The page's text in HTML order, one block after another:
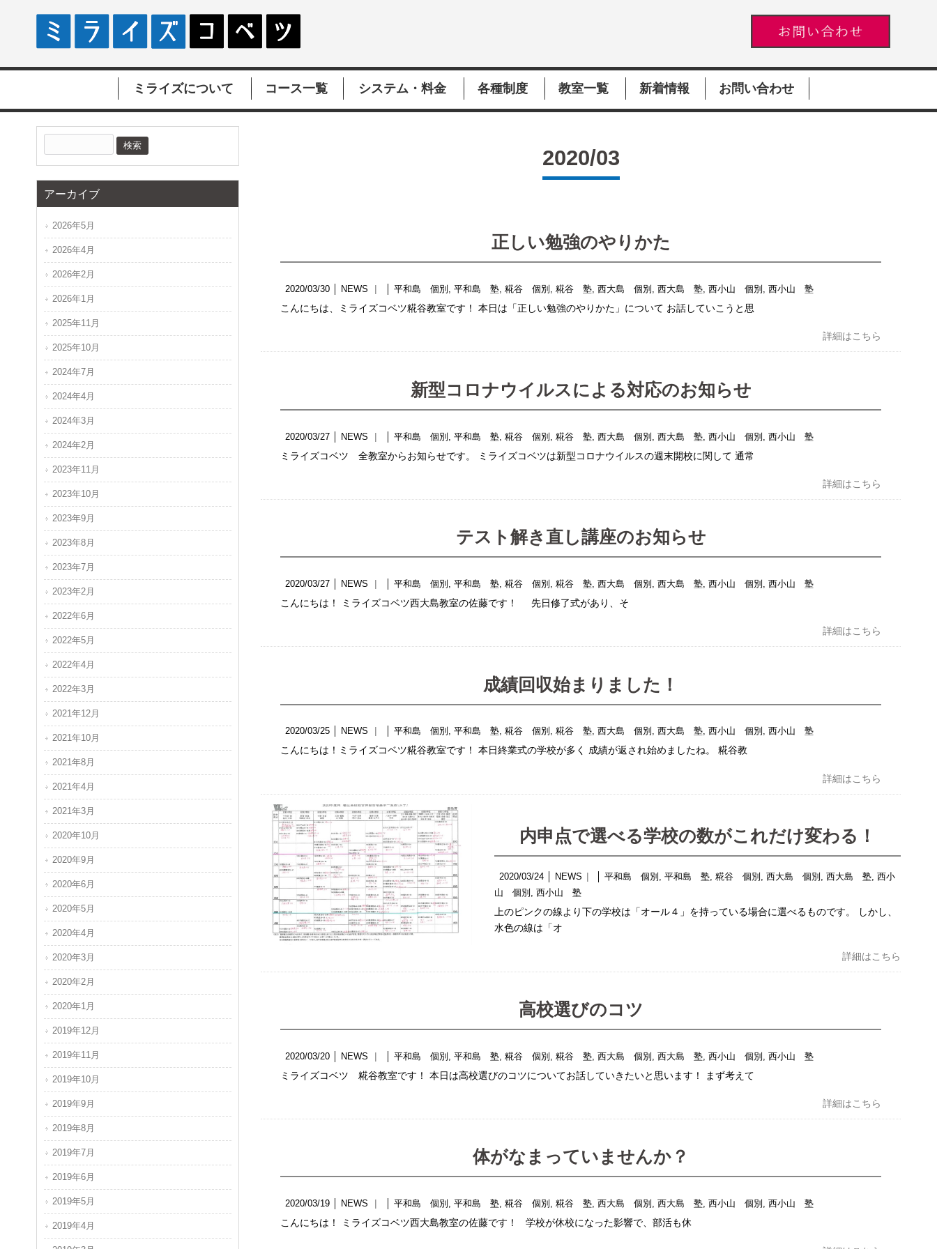
ミライズについて コース一覧 システム・料金 各種制度 教室一覧 新着情報 お問い合わせ
2020/03
正しい勉強のやりかた
2020/03/30│ NEWS │平和島 個別 ,平和島 塾,糀谷 個別 ,糀谷 塾,西大島 個別 ,西大島 塾,西小山 個別 ,西小山 塾
こんにちは、ミライズコベツ糀谷教室です！ 本日は「正しい勉強のやりかた」について お話していこうと思
詳細はこちら
新型コロナウイルスによる対応のお知らせ
2020/03/27│ NEWS │平和島 個別 ,平和島 塾 ,糀谷 個別 ,糀谷 塾 ,西大島 個別 ,西大島 塾 ,西小山 個別 ,西小山 塾
ミライズコベツ 全教室からお知らせです。 ミライズコベツは新型コロナウイルスの週末開校に関して 通常
詳細はこちら
テスト解き直し講座のお知らせ
2020/03/27│ NEWS │平和島 個別 ,平和島 塾,糀谷 個別 ,糀谷 塾,西大島 個別 ,西大島 塾,西小山 個別 ,西小山 塾
こんにちは！ ミライズコベツ西大島教室の佐藤です！ 先日修了式があり、そ
詳細はこちら
成績回収始まりました！
2020/03/25│ NEWS │平和島 個別 ,平和島 塾,糀谷 個別 ,糀谷 塾,西大島 個別 ,西大島 塾,西小山 個別 ,西小山 塾
こんにちは！ミライズコベツ糀谷教室です！ 本日終業式の学校が多く 成績が返され始めましたね。 糀谷教
詳細はこちら
内申点で選べる学校の数がこれだけ変わる！
2020/03/24 NEWS 平和島 個別 , 平和島 塾, 糀谷 個別 , 西大島 個別 , 西大島 塾, 西小
山 個別 ,西小山 塾
上のピンクの線より下の学校は「オール４」を持っている場合に選べるものです。 しかし、
水色の線は「オ
詳細はこちら
高校選びのコツ
2020/03/20│ NEWS │平和島 個別 ,平和島 塾 ,糀谷 個別 ,糀谷 塾 ,西大島 個別 ,西大島 塾 ,西小山 個別 ,西小山 塾
ミライズコベツ 糀谷教室です！ 本日は高校選びのコツについてお話していきたいと思います！ まず考えて
詳細はこちら
体がなまっていませんか？
2020/03/19│ NEWS │平和島 個別 ,平和島 塾,糀谷 個別 ,糀谷 塾,西大島 個別 ,西大島 塾,西小山 個別 ,西小山 塾
こんにちは！ ミライズコベツ西大島教室の佐藤です！ 学校が休校になった影響で、部活も休
アーカイブ
2026年5月
2026年4月
2026年2月
2026年1月
2025年11月
2025年10月
2024年7月
2024年4月
2024年3月
2024年2月
2023年11月
2023年10月
2023年9月
2023年8月
2023年7月
2023年2月
2022年6月
2022年5月
2022年4月
2022年3月
2021年12月
2021年10月
2021年8月
2021年4月
2021年3月
2020年10月
2020年9月
2020年6月
2020年5月
2020年4月
2020年3月
2020年2月
2020年1月
2019年12月
2019年11月
2019年10月
2019年9月
2019年8月
2019年7月
2019年6月
2019年5月
2019年4月